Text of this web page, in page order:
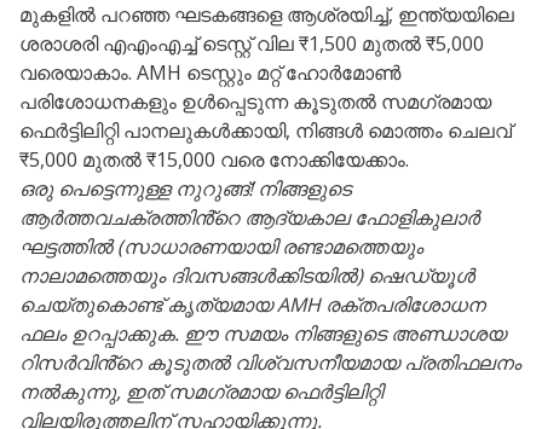
മുകളിൽ പറഞ്ഞ ഘടകങ്ങളെ ആശ്രയിച്ച്, ഇന്ത്യയിലെ
ശരാശരി എഎംഎച്ച് ടെസ്റ്റ് വില ₹1,500 മുതൽ ₹5,000
വരെയാകാം. AMH ടെസ്റ്റും മറ്റ് ഹോർമോൺ
പരിശോധനകളും ഉൾപ്പെടുന്ന കൂടുതൽ സമഗ്രമായ
ഫെർട്ടിലിറ്റി പാനലുകൾക്കായി, നിങ്ങൾ മൊത്തം ചെലവ്
₹5,000 മുതൽ ₹15,000 വരെ നോക്കിയേക്കാം.
ഒരു പെട്ടെന്നുള്ള നുറുങ്ങ്! നിങ്ങളുടെ
ആർത്തവചക്രത്തിൻ്റെ ആദ്യകാല ഫോളികുലാർ
ഘട്ടത്തിൽ (സാധാരണയായി രണ്ടാമത്തെയും
നാലാമത്തെയും ദിവസങ്ങൾക്കിടയിൽ) ഷെഡ്യൂൾ
ചെയ്തുകൊണ്ട് കൃത്യമായ AMH രക്തപരിശോധന
ഫലം ഉറപ്പാക്കുക. ഈ സമയം നിങ്ങളുടെ അണ്ഡാശയ
റിസർവിൻ്റെ കൂടുതൽ വിശ്വസനീയമായ പ്രതിഫലനം
നൽകുന്നു, ഇത് സമഗ്രമായ ഫെർട്ടിലിറ്റി
വിലയിരുത്തലിന് സഹായിക്കുന്നു.